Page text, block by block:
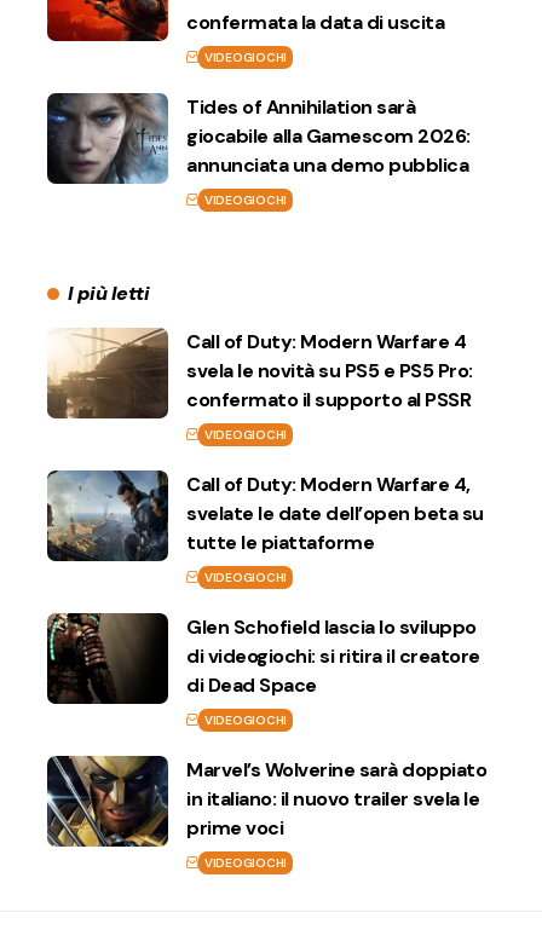
confermata la data di uscita
VIDEOGIOCHI
Tides of Annihilation sarà
giocabile alla Gamescom 2026:
annunciata una demo pubblica
VIDEOGIOCHI
I più letti
Call of Duty: Modern Warfare 4
svela le novità su PS5 e PS5 Pro:
confermato il supporto al PSSR
VIDEOGIOCHI
Call of Duty: Modern Warfare 4,
svelate le date dell’open beta su
tutte le piattaforme
VIDEOGIOCHI
Glen Schofield lascia lo sviluppo
di videogiochi: si ritira il creatore
di Dead Space
VIDEOGIOCHI
Marvel’s Wolverine sarà doppiato
in italiano: il nuovo trailer svela le
prime voci
VIDEOGIOCHI